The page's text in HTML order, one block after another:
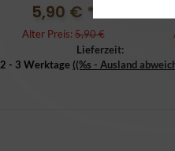
5,90 € *
Alter Preis:5,90 €
Lieferzeit:
2 - 3 Werktage ((%s - Ausland